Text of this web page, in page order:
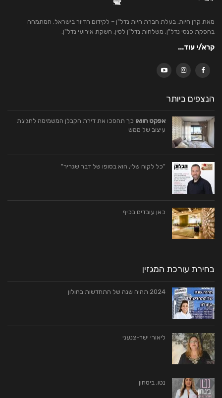
מאת קרן חיות, בעלת חברת חיות נדל"ן – לקידום הדיור בישראל. המתמחה
בהפקת כנסי נדל"ן, משלחות נדל"ן לסין, השקת אירועי נדל"ן.
קרא/י עוד...
הנצפים ביותר
אפקט הוואו כך תהפכו את דירת הקבלן המשמימה לחגיגת
עיצוב של ממש
"כל לקוח שלי, הוא בסופו של דבר שגריר"
כאן עובדים בכיף
בחירת עורכת המגזין
2024 תהיה שנה של התחדשות בחולון
ליאורי ישר-צנעני
נטו, ביטחון